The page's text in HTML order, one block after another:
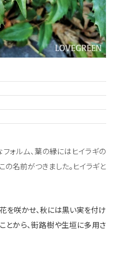
ォルム、葉の縁にはヒイラギの
の名前がつきました。ヒイラギと
を咲かせ、秋には黒い実を付け
とから、街路樹や生垣に多用さ